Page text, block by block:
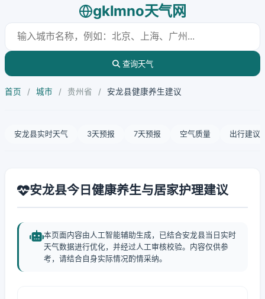
gklmno天气网
查询天气
首页 / 城市 / 贵州省 / 安龙县健康养生建议
安龙县实时天气 3天预报 7天预报 空气质量 出行建议
安龙县今日健康养生与居家护理建议
本页面内容由人工智能辅助生成，已结合安龙县当日实时
天气数据进行优化，并经过人工审核校验。内容仅供参
考，请结合自身实际情况酌情采纳。